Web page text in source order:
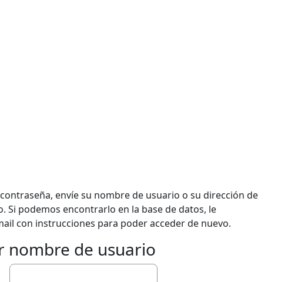
envíe su nombre de usuario o su dirección de
Si podemos encontrarlo en la base de datos, le
con instrucciones para poder acceder de nuevo.
de usuario
nombre de usuario